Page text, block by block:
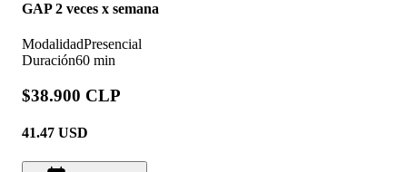
GAP 2 veces x semana
ModalidadPresencial
Duración60 min
$38.900 CLP
41.47 USD